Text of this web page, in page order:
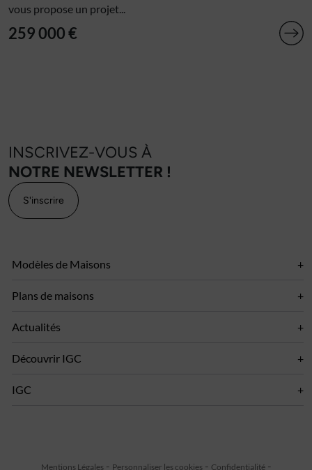
vous propose un projet...
259 000 €
INSCRIVEZ-VOUS À
NOTRE NEWSLETTER !
S'inscrire
Modèles de Maisons
Plans de maisons
Actualités
Découvrir IGC
IGC
Mentions Légales Personnaliser les cookies Confidentialité